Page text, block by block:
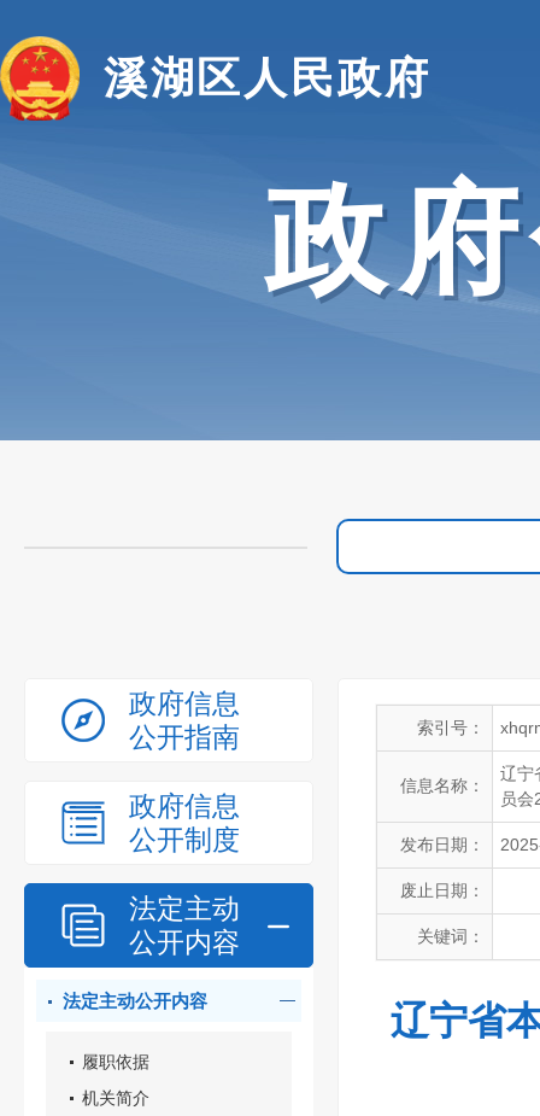
溪湖区人民政府
政
政府信息
公开指南
政府信息
公开制度
法定主动
公开内容
法定主动公开内容
履职依据
机关简介
索引号：
信息名称：
辽宁
员会
发布日期：
废止日期：
关键词：
辽宁省